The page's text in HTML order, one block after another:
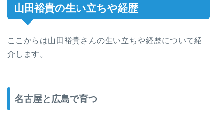
山田裕貴の生い立ちや経歴
ここからは山田裕貴さんの生い立ちや経歴について紹
介します。
名古屋と広島で育つ